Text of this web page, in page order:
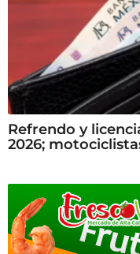
Refrendo y
2026;